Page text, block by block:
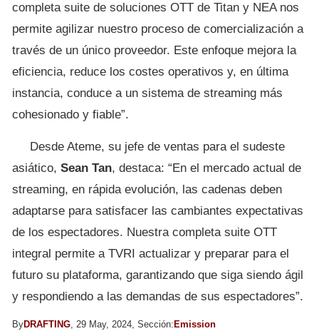
completa suite de soluciones OTT de Titan y NEA nos
permite agilizar nuestro proceso de comercialización a
través de un único proveedor. Este enfoque mejora la
eficiencia, reduce los costes operativos y, en última
instancia, conduce a un sistema de streaming más
cohesionado y fiable”.
Desde Ateme, su jefe de ventas para el sudeste
asiático, Sean Tan, destaca: “En el mercado actual de
streaming, en rápida evolución, las cadenas deben
adaptarse para satisfacer las cambiantes expectativas
de los espectadores. Nuestra completa suite OTT
integral permite a TVRI actualizar y preparar para el
futuro su plataforma, garantizando que siga siendo ágil
y respondiendo a las demandas de sus espectadores”.
ByDRAFTING, 29 May, 2024, Sección: Emission